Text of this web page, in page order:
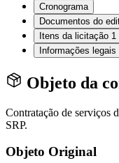
Cronograma
Documentos do
Itens da licitação 1
Informações legais
Objeto da
Contratação de serviços
SRP.
Objeto Original